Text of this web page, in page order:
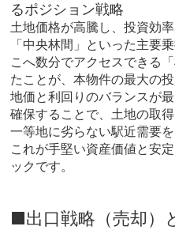
るポジション戦略
土地価格が高騰し、投資効
「中央林間」といった主要
こへ数分でアクセスできる
たことが、本物件の最大の投
地価と利回りのバランスが
確保することで、土地の取
一等地に劣らない駅近需要を
これが手堅い資産価値と安
ックです。
■出口戦略（売却）